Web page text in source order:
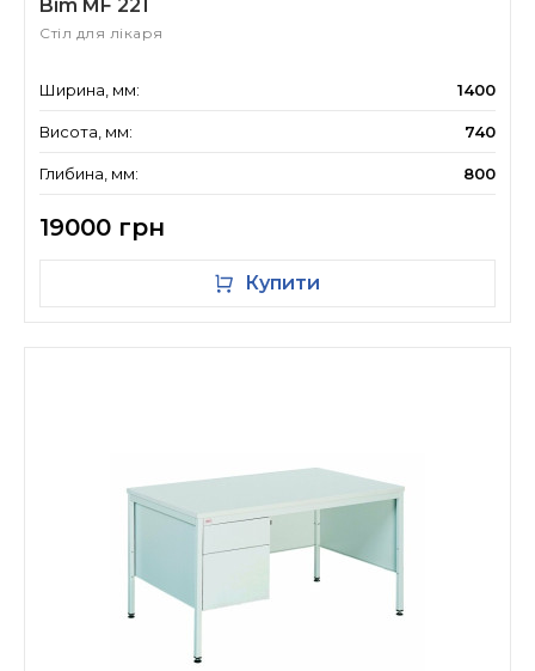
Bim MF 221
Стіл для лікаря
Ширина, мм: 1400
Висота, мм: 740
Глибина, мм: 800
19000 грн
Купити